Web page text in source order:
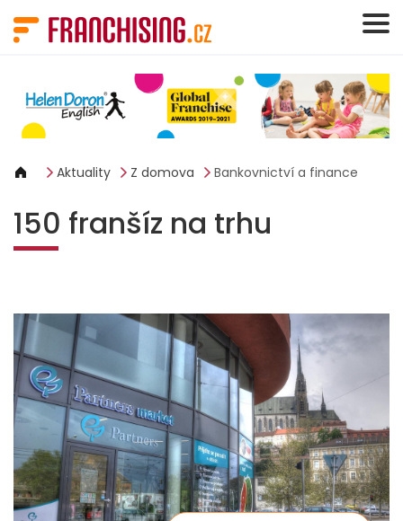
Aktuality Z domova Bankovnictví a finance
150 franšíz na trhu